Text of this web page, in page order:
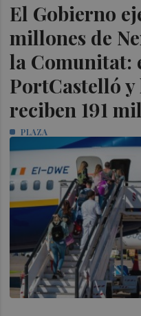
El Gobierno
millones de
la Comunitat:
PortCastelló
reciben 191
PLAZA